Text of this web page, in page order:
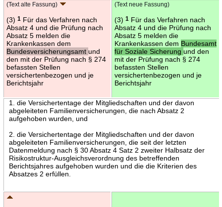
(Text alte Fassung)
(3) 1Für das Verfahren nach
Absatz 4 und die Prüfung nach
Absatz 5 melden die
Krankenkassen dem
Bundesversicherungsamt und
den mit der Prüfung nach § 274
befassten Stellen
versichertenbezogen und je
Berichtsjahr
(Text neue Fassung)
(3) 1Für das Verfahren nach
Absatz 4 und die Prüfung nach
Absatz 5 melden die
Krankenkassen dem Bundesamt
für Soziale Sicherung und den
mit der Prüfung nach § 274
befassten Stellen
versichertenbezogen und je
Berichtsjahr
1. die Versichertentage der Mitgliedschaften und der davon
abgeleiteten Familienversicherungen, die nach Absatz 2
aufgehoben wurden, und
2. die Versichertentage der Mitgliedschaften und der davon
abgeleiteten Familienversicherungen, die seit der letzten
Datenmeldung nach § 30 Absatz 4 Satz 2 zweiter Halbsatz der
Risikostruktur-Ausgleichsverordnung des betreffenden
Berichtsjahres aufgehoben wurden und die die Kriterien des
Absatzes 2 erfüllen.